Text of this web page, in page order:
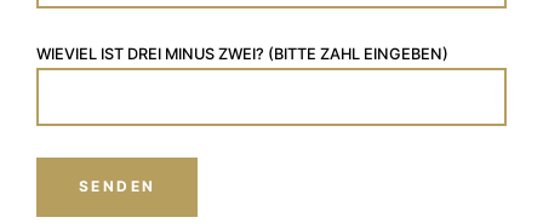
WIEVIEL IST DREI MINUS ZWEI? (BITTE ZAHL EINGEBEN)